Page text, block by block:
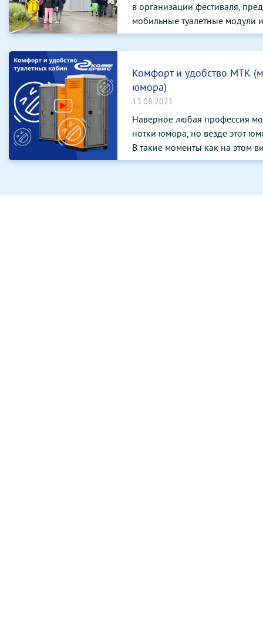
в организации фестиваля,
мобильные туалетные модули
Комфорт и удобство МТК
юмора)
13.08.2021
Наверное любая профессия
нотки юмора, но везде этот
В такие моменты как на этом